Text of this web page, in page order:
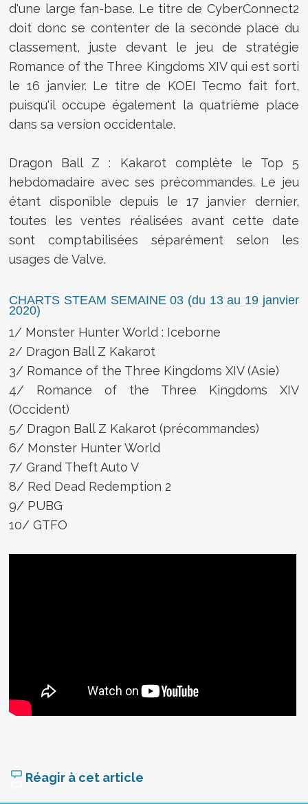
d'une large fan-base. Le titre de CyberConnect2
doit donc se contenter de la seconde place du
classement, juste devant le jeu de stratégie
Romance of the Three Kingdoms XIV qui est sorti
le 16 janvier. Le titre de KOEI Tecmo fait fort,
puisqu'il occupe également la quatrième place
dans sa version occidentale.
Dragon Ball Z : Kakarot complète le Top 5
hebdomadaire avec ses précommandes. Le jeu
étant disponible depuis le 17 janvier dernier,
toutes les ventes réalisées avant cette date
sont comptabilisées séparément selon les
usages de Valve.
CHARTS STEAM SEMAINE 03 (du 13 au 19 janvier
2020)
1/ Monster Hunter World : Iceborne
2/ Dragon Ball Z Kakarot
3/ Romance of the Three Kingdoms XIV (Asie)
4/ Romance of the Three Kingdoms XIV
(Occident)
5/ Dragon Ball Z Kakarot (précommandes)
6/ Monster Hunter World
7/ Grand Theft Auto V
8/ Red Dead Redemption 2
9/ PUBG
10/ GTFO
Réagir à cet article